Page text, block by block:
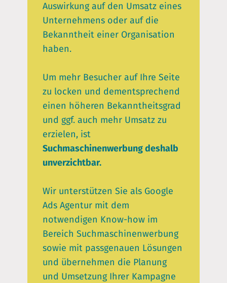
Auswirkung auf den Umsatz eines
Unternehmens oder auf die
Bekanntheit einer Organisation
haben.
Um mehr Besucher auf Ihre Seite
zu locken und dementsprechend
einen höheren Bekanntheitsgrad
und ggf. auch mehr Umsatz zu
erzielen, ist
Suchmaschinenwerbung deshalb
unverzichtbar.
Wir unterstützen Sie als Google
Ads Agentur mit dem
notwendigen Know-how im
Bereich Suchmaschinenwerbung
sowie mit passgenauen Lösungen
und übernehmen die Planung
und Umsetzung Ihrer Kampagne